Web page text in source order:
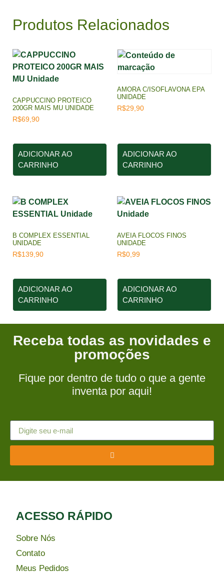
Produtos Relacionados
CAPPUCCINO PROTEICO
200GR MAIS MU UNIDADE
R$69,90
ADICIONAR AO
CARRINHO
AMORA C/ISOFLAVONA EPA
UNIDADE
R$29,90
ADICIONAR AO
CARRINHO
B COMPLEX ESSENTIAL
UNIDADE
R$139,90
ADICIONAR AO
CARRINHO
AVEIA FLOCOS FINOS
UNIDADE
R$0,99
ADICIONAR AO
CARRINHO
Receba todas as novidades e
promoções
Fique por dentro de tudo o que a gente
inventa por aqui!
ACESSO RÁPIDO​
Sobre Nós
Contato
Meus Pedidos